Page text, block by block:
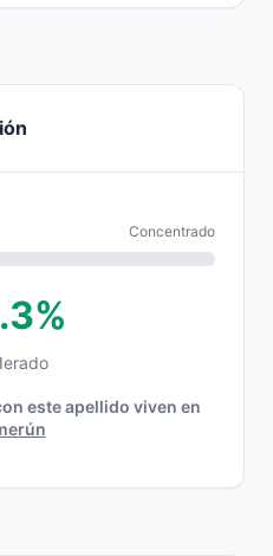
Concentrado
este apellido viven en